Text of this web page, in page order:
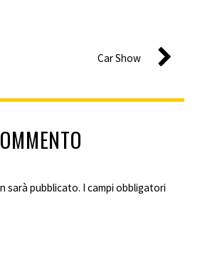
Car Show
sarà pubblicato. I campi obbligatori